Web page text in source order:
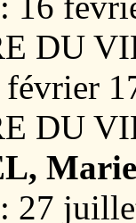
DU
février
DU
: 27